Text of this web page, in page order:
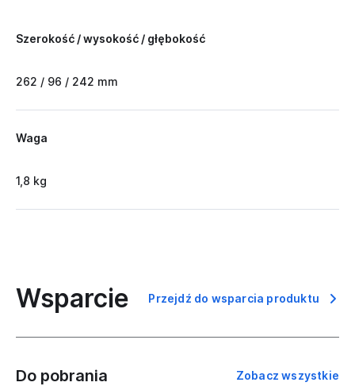
Szerokość / wysokość / głębokość
262 / 96 / 242 mm
Waga
1,8 kg
Wsparcie Przejdź do wsparcia produktu
Do pobrania Zobacz wszystkie